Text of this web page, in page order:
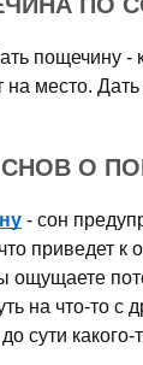
пощечину -
на место.
СНОВ О
- сон
приведет
ощущаете
на что-то
сути какого-